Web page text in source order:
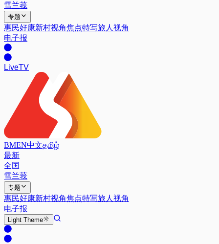
雪兰莪
专题
惠民好康新村视角焦点特写旅人视角
电子报
LiveTV
BMEN中文தமிழ்
最新
全国
雪兰莪
专题
惠民好康新村视角焦点特写旅人视角
电子报
Light Theme